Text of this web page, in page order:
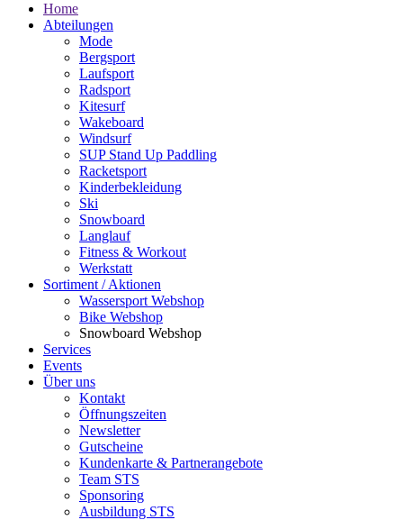
Home
Abteilungen
Mode
Bergsport
Laufsport
Radsport
Kitesurf
Wakeboard
Windsurf
SUP Stand Up Paddling
Racketsport
Kinderbekleidung
Ski
Snowboard
Langlauf
Fitness & Workout
Werkstatt
Sortiment / Aktionen
Wassersport Webshop
Bike Webshop
Snowboard Webshop
Services
Events
Über uns
Kontakt
Öffnungszeiten
Newsletter
Gutscheine
Kundenkarte & Partnerangebote
Team STS
Sponsoring
Ausbildung STS